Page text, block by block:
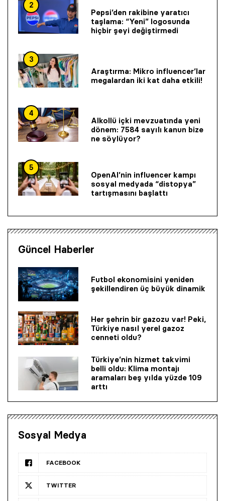
2
Pepsi’den rakibine yaratıcı
taşlama: “Yeni” logosunda
hiçbir şeyi değiştirmedi
3
Araştırma: Mikro influencer’lar
megalardan iki kat daha etkili!
4
Alkollü içki mevzuatında yeni
dönem: 7584 sayılı kanun bize
ne söylüyor?
5
OpenAI’nin influencer kampı
sosyal medyada “distopya”
tartışmasını başlattı
Güncel Haberler
Futbol ekonomisini yeniden
şekillendiren üç büyük dinamik
Her şehrin bir gazozu var! Peki,
Türkiye nasıl yerel gazoz
cenneti oldu?
Türkiye’nin hizmet takvimi
belli oldu: Klima montajı
aramaları beş yılda yüzde 109
arttı
Sosyal Medya
FACEBOOK
TWITTER